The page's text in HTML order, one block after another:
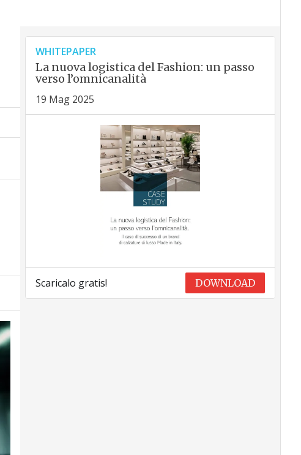
WHITEPAPER
La nuova logistica del Fashion: un passo
verso l’omnicanalità
19 Mag 2025
Scaricalo gratis! DOWNLOAD